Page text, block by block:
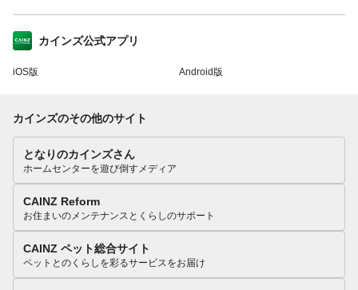
カインズ公式アプリ
iOS版 Android版
カインズのその他のサイト
となりのカインズさん
ホームセンターを遊び倒すメディア
CAINZ Reform
お住まいのメンテナンスとくらしのサポート
CAINZ ペット総合サイト
ペットとのくらしを彩るサービスをお届け